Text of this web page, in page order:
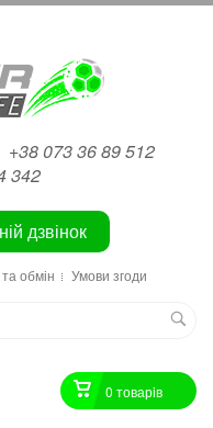
+38 073 36 89 512
342
дзвінок
обмін Умови згоди
0 товарiв